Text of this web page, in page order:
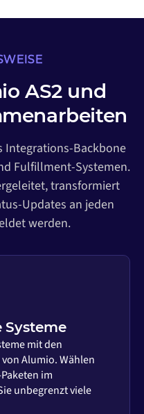
AS2 und
Integrations-Backbone
Fulfillment-Systemen.
transformiert
Updates an jeden
werden.
Systeme
mit den
Alumio. Wählen
im
unbegrenzt viele